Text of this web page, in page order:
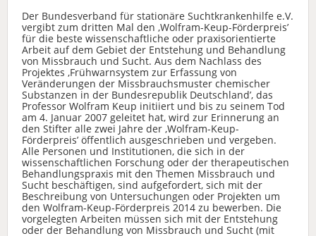
Der Bundesverband für stationäre Suchtkrankenhilfe e.V.
vergibt zum dritten Mal den ‚Wolfram-Keup-Förderpreis’
für die beste wissenschaftliche oder praxisorientierte
Arbeit auf dem Gebiet der Entstehung und Behandlung
von Missbrauch und Sucht. Aus dem Nachlass des
Projektes ‚Frühwarnsystem zur Erfassung von
Veränderungen der Missbrauchsmuster chemischer
Substanzen in der Bundesrepublik Deutschland’, das
Professor Wolfram Keup initiiert und bis zu seinem Tod
am 4. Januar 2007 geleitet hat, wird zur Erinnerung an
den Stifter alle zwei Jahre der ‚Wolfram-Keup-
Förderpreis’ öffentlich ausgeschrieben und vergeben.
Alle Personen und Institutionen, die sich in der
wissenschaftlichen Forschung oder der therapeutischen
Behandlungspraxis mit den Themen Missbrauch und
Sucht beschäftigen, sind aufgefordert, sich mit der
Beschreibung von Untersuchungen oder Projekten um
den Wolfram-Keup-Förderpreis 2014 zu bewerben. Die
vorgelegten Arbeiten müssen sich mit der Entstehung
oder der Behandlung von Missbrauch und Sucht (mit